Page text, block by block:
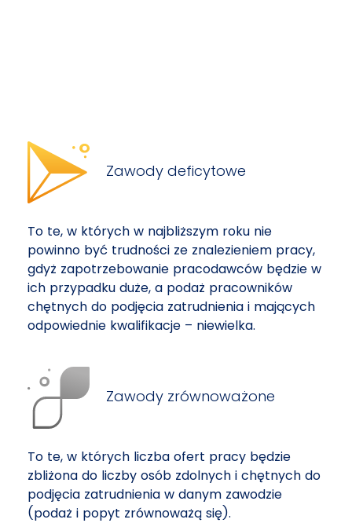
Zawody deficytowe
To te, w których w najbliższym roku nie
powinno być trudności ze znalezieniem pracy,
gdyż zapotrzebowanie pracodawców będzie w
ich przypadku duże, a podaż pracowników
chętnych do podjęcia zatrudnienia i mających
odpowiednie kwalifikacje – niewielka.
Zawody zrównoważone
To te, w których liczba ofert pracy będzie
zbliżona do liczby osób zdolnych i chętnych do
podjęcia zatrudnienia w danym zawodzie
(podaż i popyt zrównoważą się).